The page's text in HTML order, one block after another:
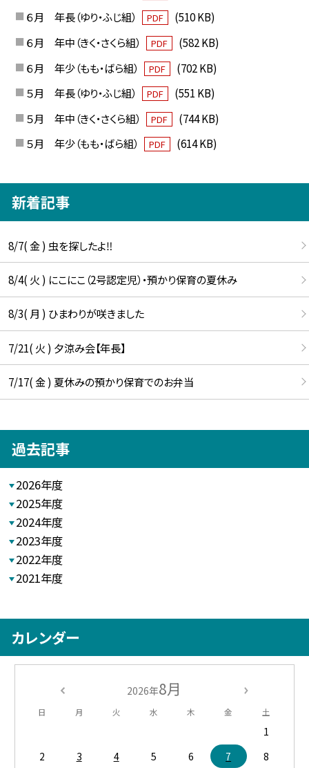
６月 年長（ゆり・ふじ組）
PDF
(510 KB)
６月 年中（きく・さくら組）
PDF
(582 KB)
６月 年少（もも・ばら組）
PDF
(702 KB)
５月 年長（ゆり・ふじ組）
PDF
(551 KB)
５月 年中（きく・さくら組）
PDF
(744 KB)
５月 年少（もも・ばら組）
PDF (614 KB)
新着記事
8/7( 金 ) 虫を探したよ‼
8/4( 火 ) にこにこ（2号認定児）・預かり保育の夏休み
8/3( 月 ) ひまわりが咲きました
7/21( 火 ) 夕涼み会【年長】
7/17( 金 ) 夏休みの預かり保育でのお弁当
過去記事
2026年度
2025年度
2024年度
2023年度
2022年度
2021年度
カレンダー
2026年8月
日 月 火 水 木 金 土
1
2
3 4 5 6 7
8